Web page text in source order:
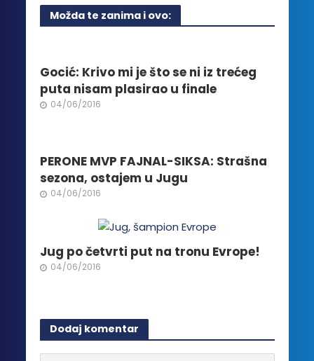
biti
izabrane
proizvoda.
Možda te zanima i ovo:
Gocić: Krivo mi je što se ni iz trećeg
puta nisam plasirao u finale
04/06/2016
PERONE MVP FAJNAL-SIKSA: Strašna
sezona, ostajem u Jugu
04/06/2016
Jug po četvrti put na tronu Evrope!
04/06/2016
Dodaj komentar